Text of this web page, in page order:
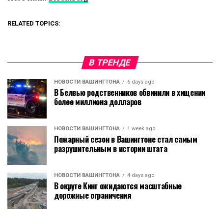
RELATED TOPICS:
В ТРЕНДЕ
НОВОСТИ ВАШИНГТОНА 6 days ago
В Белвью родственников обвинили в хищении
более миллиона долларов
НОВОСТИ ВАШИНГТОНА 1 week ago
Пожарный сезон в Вашингтоне стал самым
разрушительным в истории штата
НОВОСТИ ВАШИНГТОНА 4 days ago
В округе Кинг ожидаются масштабные
дорожные ограничения